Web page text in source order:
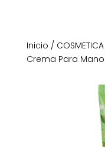
Inicio / COSMETICA
Crema Para